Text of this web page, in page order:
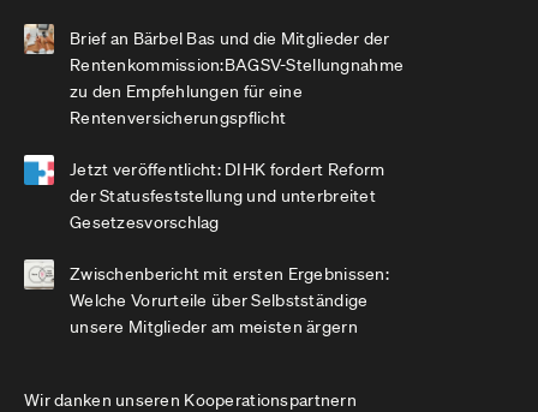
Brief an Bärbel Bas und die Mitglieder der
Rentenkommission:BAGSV-Stellungnahme
zu den Empfehlungen für eine
Rentenversicherungspflicht
Jetzt veröffentlicht: DIHK fordert Reform
der Statusfeststellung und unterbreitet
Gesetzesvorschlag
Zwischenbericht mit ersten Ergebnissen:
Welche Vorurteile über Selbstständige
unsere Mitglieder am meisten ärgern
Wir danken unseren Kooperationspartnern